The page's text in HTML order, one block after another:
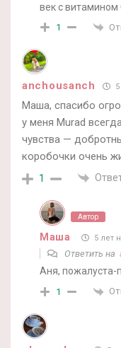
век с витамином
1
anchousanch
Маша, спасибо
у меня Murad
чувства —
коробочки очень
1
Автор
Маша 5 лет
Ответить на
Аня, пожалуста-
1